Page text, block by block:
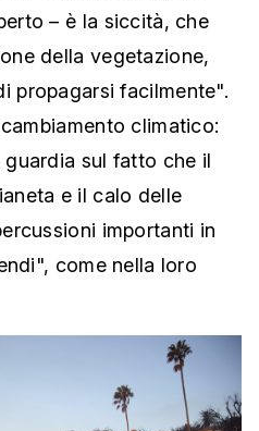
– è la siccità, che
della vegetazione,
propagarsi facilmente".
climatico:
sul fatto che il
e il calo delle
importanti in
come nella loro